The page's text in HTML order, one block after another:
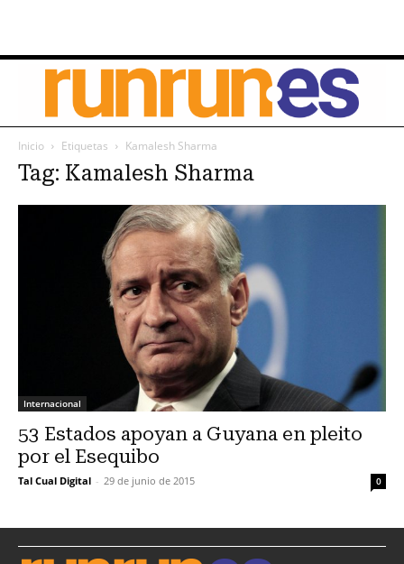
Inicio Etiquetas Kamalesh Sharma
Tag: Kamalesh Sharma
Internacional
53 Estados apoyan a Guyana en pleito
por el Esequibo
Tal Cual Digital - 29 de junio de 2015 0